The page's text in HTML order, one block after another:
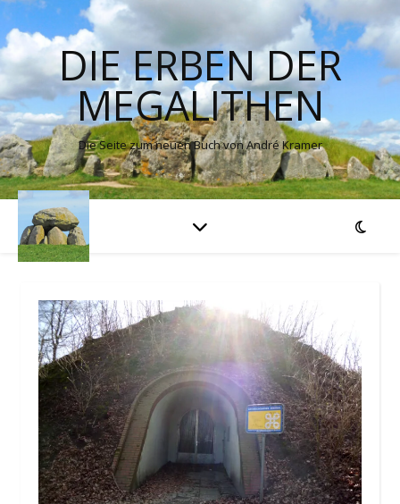
DIE ERBEN DER
MEGALITHEN
Die Seite zum neuen Buch von André Kramer